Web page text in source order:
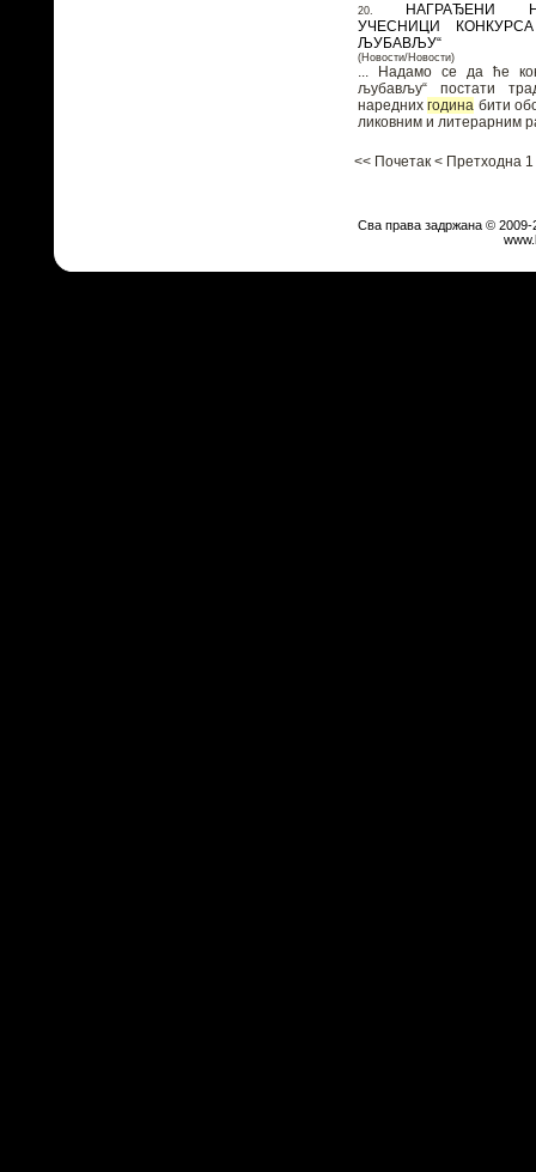
20. НАГРАЂЕНИ
УЧЕСНИЦИ
ЉУБАВЉУ“
(Новости/Новости)
... Надамо се да ће
љубављу“ постати
наредних година бити
<< Почетак < Претходна 1
Сва права задржана © 2009-